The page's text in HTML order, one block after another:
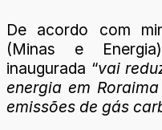
De acordo com
(Minas e
inaugurada “vai
energia em
emissões de gás